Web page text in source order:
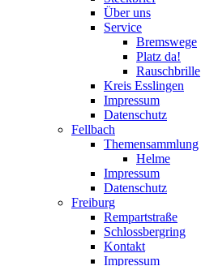
Über uns
Service
Bremswege
Platz da!
Rauschbrille
Kreis Esslingen
Impressum
Datenschutz
Fellbach
Themensammlung
Helme
Impressum
Datenschutz
Freiburg
Rempartstraße
Schlossbergring
Kontakt
Impressum